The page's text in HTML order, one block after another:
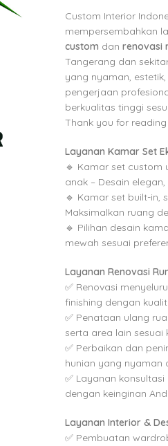
Custom Interior
mempersembahkan
custom danrenovasi
Tangerang dan
yang nyaman,
pengerjaan
berkualitas tinggi
Thank you for
Layanan Kamar Set
🔹 Kamar set
anak – Desain
🔹 Kamar set built-in,
Maksimalkan ruang
🔹 Pilihan desain
mewah sesuai
Layanan Renovasi
✅ Renovasi
finishing dengan
✅ Penataan ulang
serta area lain sesuai
✅ Perbaikan dan
hunian yang nyaman
✅ Layanan
dengan keinginan
Layanan Interior &
✅ Pembuatan